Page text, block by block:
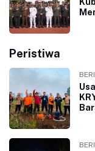
Peristiwa